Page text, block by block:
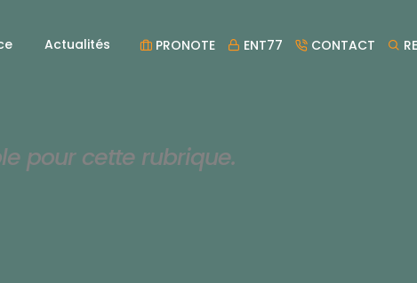
Actualités PRONOTE ENT77 CONTACT
pour cette rubrique.